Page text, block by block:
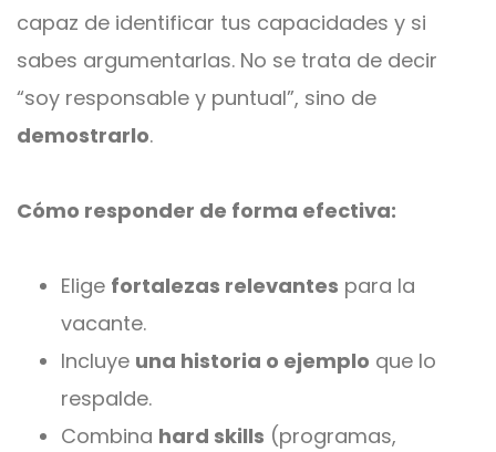
capaz de identificar tus capacidades y si
sabes argumentarlas. No se trata de decir
“soy responsable y puntual”, sino de
demostrarlo.
Cómo responder de forma efectiva:
Elige fortalezas relevantes para la
vacante.
Incluye una historia o ejemplo que lo
respalde.
Combina hard skills (programas,